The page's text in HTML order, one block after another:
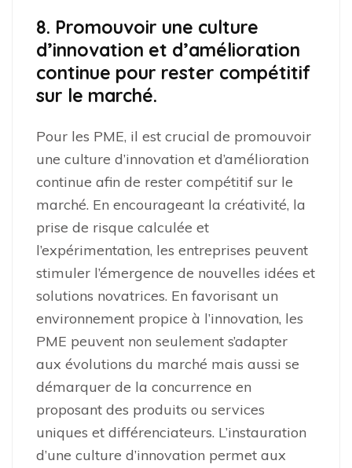
8. Promouvoir une culture
d’innovation et d’amélioration
continue pour rester compétitif
sur le marché.
Pour les PME, il est crucial de promouvoir
une culture d’innovation et d’amélioration
continue afin de rester compétitif sur le
marché. En encourageant la créativité, la
prise de risque calculée et
l’expérimentation, les entreprises peuvent
stimuler l’émergence de nouvelles idées et
solutions novatrices. En favorisant un
environnement propice à l’innovation, les
PME peuvent non seulement s’adapter
aux évolutions du marché mais aussi se
démarquer de la concurrence en
proposant des produits ou services
uniques et différenciateurs. L’instauration
d’une culture d’innovation permet aux